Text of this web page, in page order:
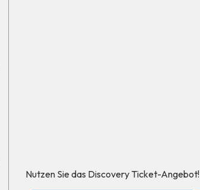
Nutzen Sie das Discovery Ticket-Angebot!